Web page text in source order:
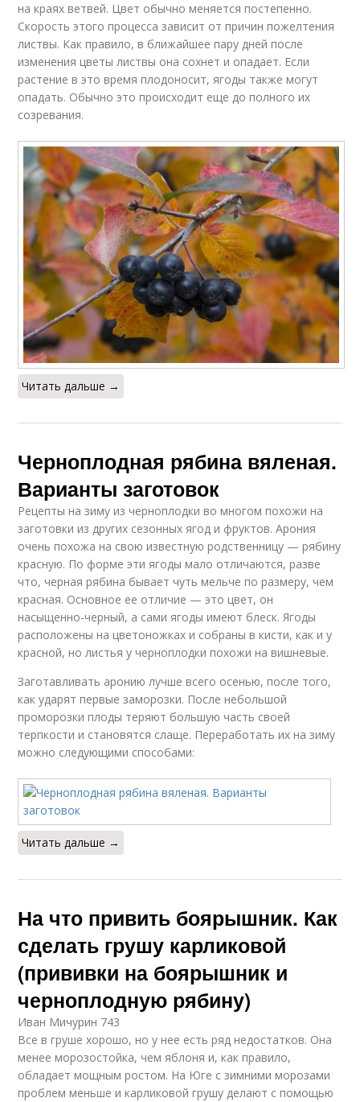
на краях ветвей. Цвет обычно меняется постепенно.
Скорость этого процесса зависит от причин пожелтения
листвы. Как правило, в ближайшее пару дней после
изменения цветы листвы она сохнет и опадает. Если
растение в это время плодоносит, ягоды также могут
опадать. Обычно это происходит еще до полного их
созревания.
Читать дальше →
Черноплодная рябина вяленая.
Варианты заготовок
Рецепты на зиму из черноплодки во многом похожи на
заготовки из других сезонных ягод и фруктов. Арония
очень похожа на свою известную родственницу — рябину
красную. По форме эти ягоды мало отличаются, разве
что, черная рябина бывает чуть мельче по размеру, чем
красная. Основное ее отличие — это цвет, он
насыщенно-черный, а сами ягоды имеют блеск. Ягоды
расположены на цветоножках и собраны в кисти, как и у
красной, но листья у черноплодки похожи на вишневые.
Заготавливать аронию лучше всего осенью, после того,
как ударят первые заморозки. После небольшой
проморозки плоды теряют большую часть своей
терпкости и становятся слаще. Переработать их на зиму
можно следующими способами:
Читать дальше →
На что привить боярышник. Как
сделать грушу карликовой
(прививки на боярышник и
черноплодную рябину)
Иван Мичурин 743
Все в груше хорошо, но у нее есть ряд недостатков. Она
менее морозостойка, чем яблоня и, как правило,
обладает мощным ростом. На Юге с зимними морозами
проблем меньше и карликовой грушу делают с помощью